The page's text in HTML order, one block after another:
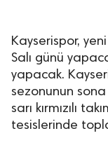
Kayserispor,
Salı günü
yapacak.
sezonunun
sarı kırmızılı
tesislerinde